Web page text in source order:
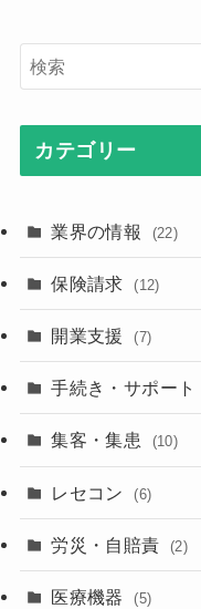
カテゴリー
業界の情報 (22)
保険請求 (12)
開業支援 (7)
手続き・サポート
集客・集患 (10)
レセコン (6)
労災・自賠責 (2)
医療機器 (5)